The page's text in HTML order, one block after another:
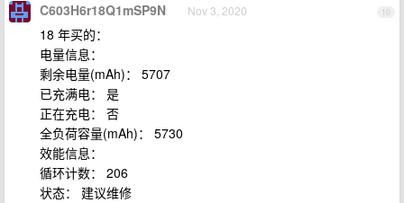
10
C603H6r18Q1mSP9N Nov 3, 2020
18 年买的：
电量信息：
剩余电量(mAh)： 5707
已充满电： 是
正在充电： 否
全负荷容量(mAh)： 5730
效能信息：
循环计数： 206
状态： 建议维修